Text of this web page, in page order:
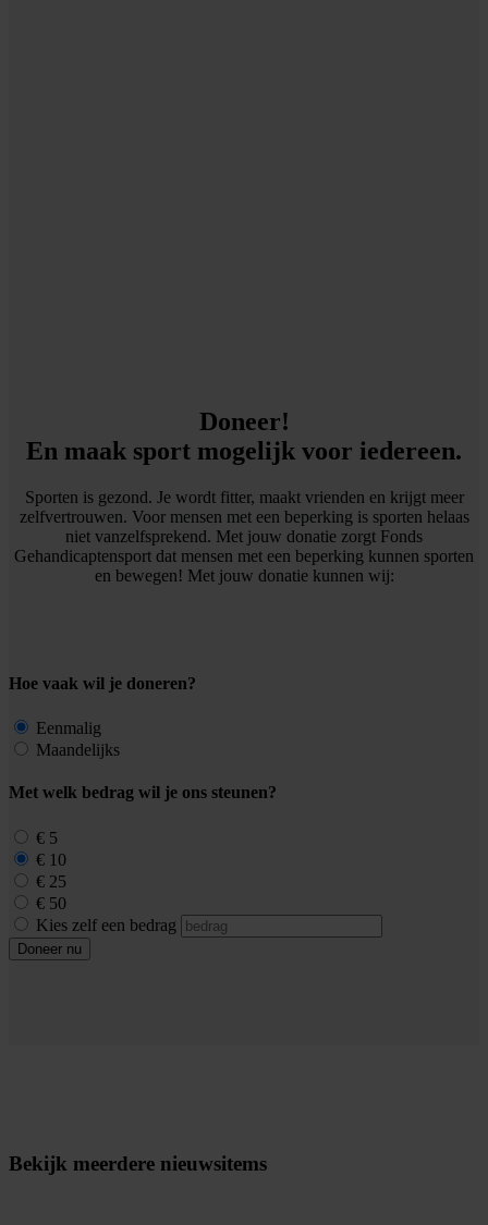
Doneer!
En maak sport mogelijk voor iedereen.
Sporten is gezond. Je wordt fitter, maakt vrienden en krijgt meer
zelfvertrouwen. Voor mensen met een beperking is sporten helaas
niet vanzelfsprekend. Met jouw donatie zorgt Fonds
Gehandicaptensport dat mensen met een beperking kunnen sporten
en bewegen! Met jouw donatie kunnen wij:
Hoe vaak wil je doneren?
Eenmalig
Maandelijks
Met welk bedrag wil je ons steunen?
€ 5
€ 10
€ 25
€ 50
Kies zelf een bedrag
Doneer nu
Bekijk meerdere nieuwsitems